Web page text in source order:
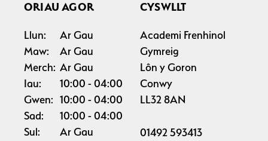
ORIAU AGOR
Llun:
Ar Gau
Maw:
Ar Gau
Merch: Ar Gau
Iau:
10:00
04:00
Gwen: 10:00
04:00
Sad:
10:00
04:00
Sul:
Ar Gau
CYSWLLT
Academi Frenhinol
Gymreig
Lôn y Goron
Conwy
LL32 8AN
01492 593413